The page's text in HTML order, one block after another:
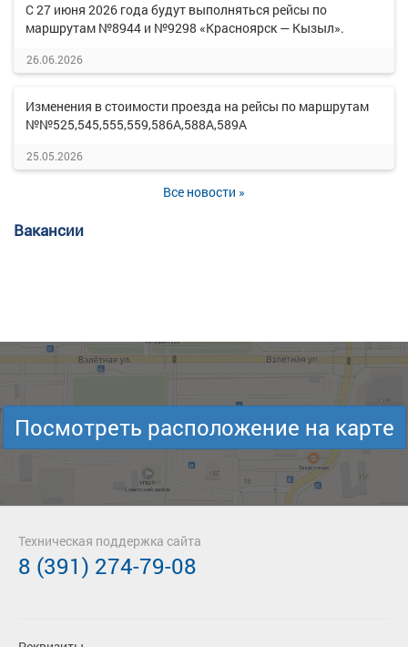
С 27 июня 2026 года будут выполняться рейсы по
маршрутам №8944 и №9298 «Красноярск — Кызыл».
26.06.2026
Изменения в стоимости проезда на рейсы по маршрутам
№№525,545,555,559,586А,588А,589А
25.05.2026
Все новости »
Вакансии
Посмотреть расположение на карте
Техническая поддержка сайта
8 (391) 274-79-08